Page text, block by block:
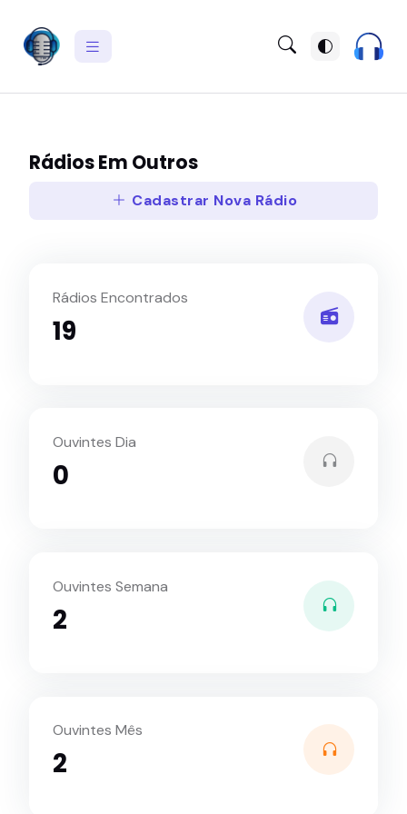
Rádios Em Outros
Cadastrar Nova Rádio
Rádios Encontrados
19
Ouvintes Dia
0
Ouvintes Semana
2
Ouvintes Mês
2